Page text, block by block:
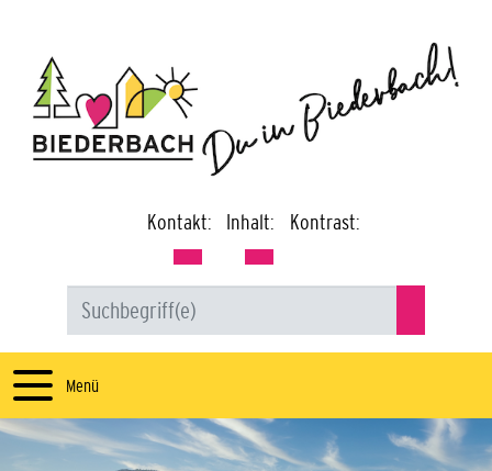
Kontakt: Inhalt: Kontrast:
Menü